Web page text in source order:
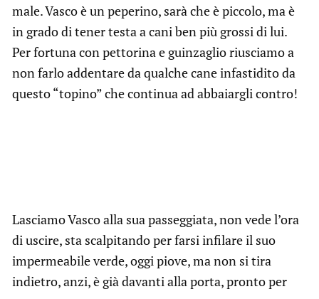
male. Vasco è un peperino, sarà che è piccolo, ma è
in grado di tener testa a cani ben più grossi di lui.
Per fortuna con pettorina e guinzaglio riusciamo a
non farlo addentare da qualche cane infastidito da
questo “topino” che continua ad abbaiargli contro!
Lasciamo Vasco alla sua passeggiata, non vede l’ora
di uscire, sta scalpitando per farsi infilare il suo
impermeabile verde, oggi piove, ma non si tira
indietro, anzi, è già davanti alla porta, pronto per